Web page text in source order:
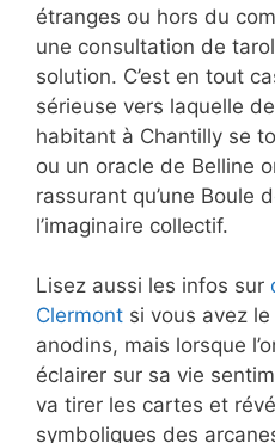
étranges ou hors du
une consultation de
solution. C’est en tout
sérieuse vers laquelle
habitant à Chantilly se
ou un oracle de Belline
rassurant qu’une Boule
l’imaginaire collectif.
Lisez aussi les infos sur
Clermont si vous avez le
anodins, mais lorsque
éclairer sur sa vie
va tirer les cartes et
symboliques des